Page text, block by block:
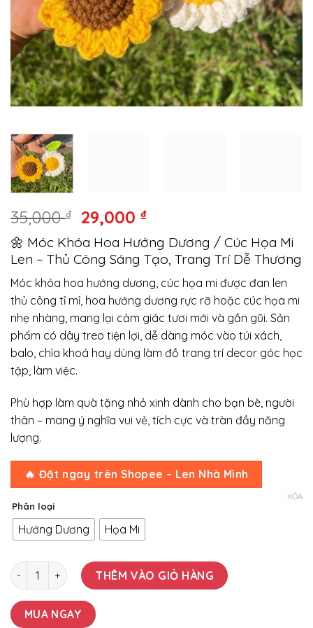
35,000₫
Giá
gốc
là:
35,000 ₫.
29,000₫Giá
hiện
tại
là:
29,000 ₫.
🌼 Móc Khóa Hoa Hướng Dương / Cúc Họa Mi
Len – Thủ Công Sáng Tạo, Trang Trí Dễ Thương
Móc khóa hoa hướng dương, cúc họa mi được đan len
thủ công tỉ mỉ, hoa hướng dương rực rỡ hoặc cúc họa mi
nhẹ nhàng, mang lại cảm giác tươi mới và gần gũi. Sản
phẩm có dây treo tiện lợi, dễ dàng móc vào túi xách,
balo, chìa khoá hay dùng làm đồ trang trí decor góc học
tập, làm việc.
Phù hợp làm quà tặng nhỏ xinh dành cho bạn bè, người
thân – mang ý nghĩa vui vẻ, tích cực và tràn đầy năng
lượng.
🔥 Đặt ngay trên Shopee – Len Nhà Mình
Phân loại
Hướng Dương Họa Mi
XÓA
Móc Khóa Hoa Hướng Dương/ Hoa Cúc Hoạ Mi,Len Bằng
THÊM VÀO GIỎ HÀNG
MUA NGAY